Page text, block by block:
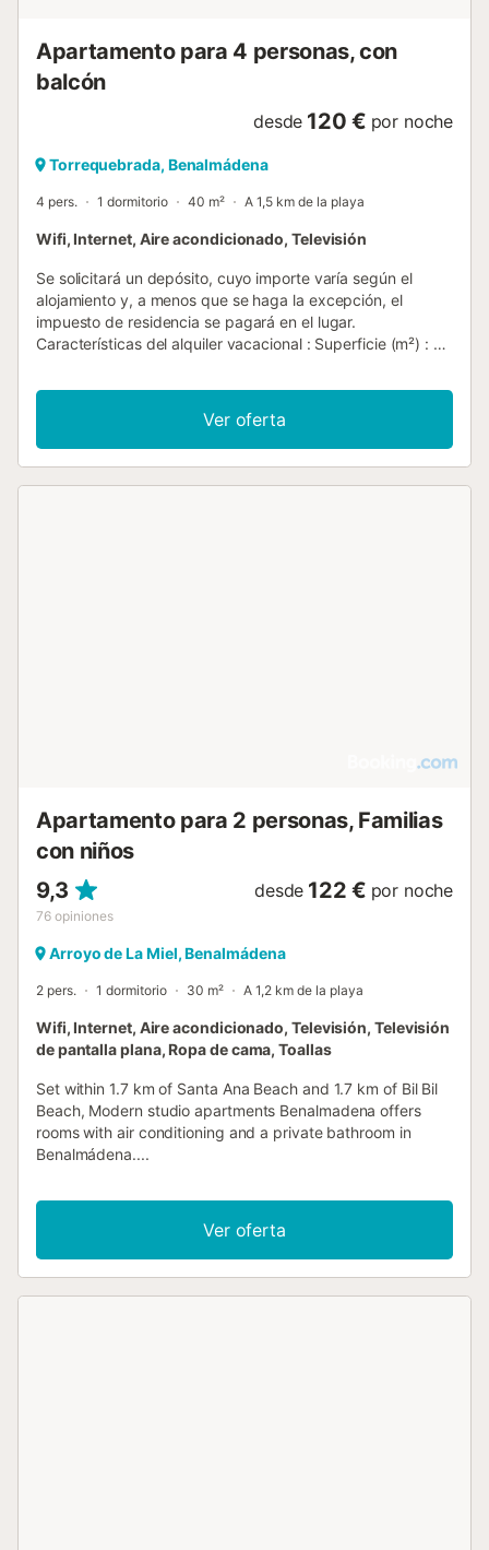
Apartamento para 4 personas, con
balcón
desde 120 € por noche
Torrequebrada, Benalmádena
4 pers. 1 dormitorio 40 m² A 1,5 km de la playa
Wifi, Internet, Aire acondicionado, Televisión
Se solicitará un depósito, cuyo importe varía según el
alojamiento y, a menos que se haga la excepción, el
impuesto de residencia se pagará en el lugar.
Características del alquiler vacacional : Superficie (m²) : 40
Calefacción Aire acondicionado Congelador Lavadora
Horno micro ondas Televisión Mascotas no permitidas
Horno Acceso a Internet Inalámbrico Secador de pelo
Refrigerador Cafetera Pava tabla de planchar y plancha
Ver oferta
Apartamento para 2 personas, Familias
con niños
9,3
76 opiniones
desde 122 € por noche
Arroyo de La Miel, Benalmádena
2 pers. 1 dormitorio 30 m² A 1,2 km de la playa
Wifi, Internet, Aire acondicionado, Televisión, Televisión
de pantalla plana, Ropa de cama, Toallas
Set within 1.7 km of Santa Ana Beach and 1.7 km of Bil Bil
Beach, Modern studio apartments Benalmadena offers
rooms with air conditioning and a private bathroom in
Benalmádena....
Ver oferta